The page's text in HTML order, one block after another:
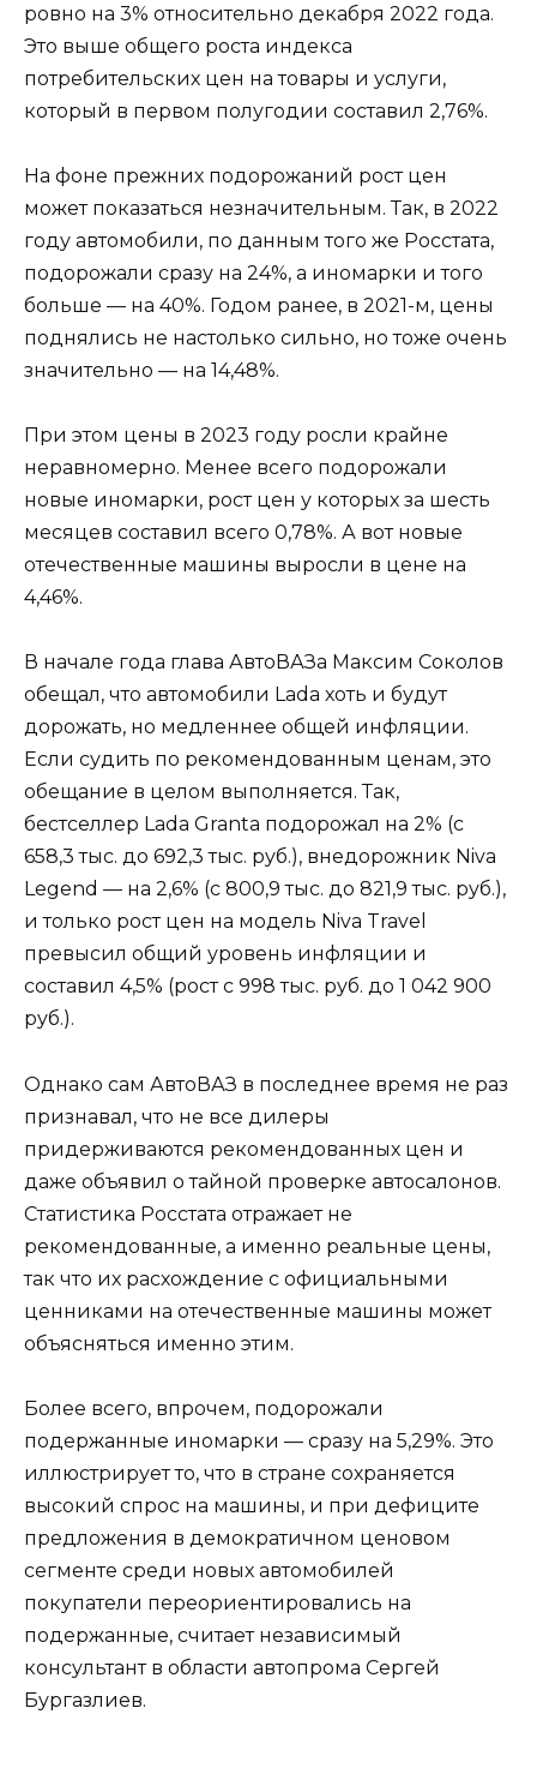
ровно на 3% относительно декабря 2022 года.
Это выше общего роста индекса
потребительских цен на товары и услуги,
который в первом полугодии составил 2,76%.
На фоне прежних подорожаний рост цен
может показаться незначительным. Так, в 2022
году автомобили, по данным того же Росстата,
подорожали сразу на 24%, а иномарки и того
больше — на 40%. Годом ранее, в 2021-м, цены
поднялись не настолько сильно, но тоже очень
значительно — на 14,48%.
При этом цены в 2023 году росли крайне
неравномерно. Менее всего подорожали
новые иномарки, рост цен у которых за шесть
месяцев составил всего 0,78%. А вот новые
отечественные машины выросли в цене на
4,46%.
В начале года глава АвтоВАЗа Максим Соколов
обещал, что автомобили Lada хоть и будут
дорожать, но медленнее общей инфляции.
Если судить по рекомендованным ценам, это
обещание в целом выполняется. Так,
бестселлер Lada Granta подорожал на 2% (с
658,3 тыс. до 692,3 тыс. руб.), внедорожник Niva
Legend — на 2,6% (с 800,9 тыс. до 821,9 тыс. руб.),
и только рост цен на модель Niva Travel
превысил общий уровень инфляции и
составил 4,5% (рост с 998 тыс. руб. до 1 042 900
руб.).
Однако сам АвтоВАЗ в последнее время не раз
признавал, что не все дилеры
придерживаются рекомендованных цен и
даже объявил о тайной проверке автосалонов.
Статистика Росстата отражает не
рекомендованные, а именно реальные цены,
так что их расхождение с официальными
ценниками на отечественные машины может
объясняться именно этим.
Более всего, впрочем, подорожали
подержанные иномарки — сразу на 5,29%. Это
иллюстрирует то, что в стране сохраняется
высокий спрос на машины, и при дефиците
предложения в демократичном ценовом
сегменте среди новых автомобилей
покупатели переориентировались на
подержанные, считает независимый
консультант в области автопрома Сергей
Бургазлиев.